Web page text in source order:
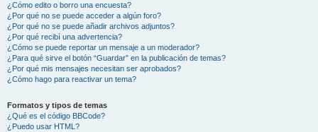
¿Cómo edito o borro una encuesta?
¿Por qué no se puede acceder a algún foro?
¿Por qué no se puede añadir archivos adjuntos?
¿Por qué recibí una advertencia?
¿Cómo se puede reportar un mensaje a un moderador?
¿Para qué sirve el botón “Guardar” en la publicación de temas?
¿Por qué mis mensajes necesitan ser aprobados?
¿Cómo hago para reactivar un tema?
Formatos y tipos de temas
¿Qué es el código BBCode?
¿Puedo usar HTML?